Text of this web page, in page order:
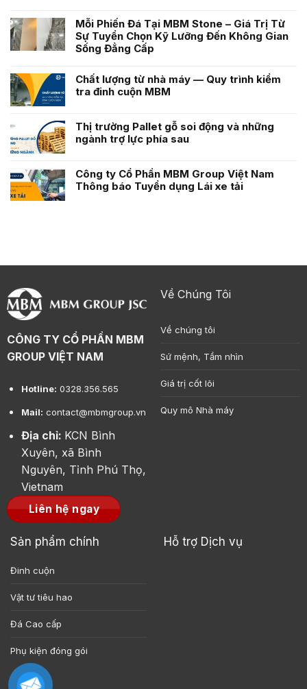
Mỗi Phiến Đá Tại MBM Stone – Giá Trị Từ
Sự Tuyển Chọn Kỹ Lưỡng Đến Không Gian
Sống Đẳng Cấp
Chất lượng từ nhà máy — Quy trình kiểm
tra đinh cuộn MBM
Thị trường Pallet gỗ soi động và những
ngành trợ lực phía sau
Công ty Cổ Phần MBM Group Việt Nam
Thông báo Tuyển dụng Lái xe tải
CÔNG TY CỔ PHẦN MBM
GROUP VIỆT NAM
Hotline: 0328.356.565
Mail: contact@mbmgroup.vn
Địa chỉ: KCN Bình
Xuyên, xã Bình
Nguyên, Tỉnh Phú Thọ,
Vietnam
Liên hệ ngay
Về Chúng Tôi
Về chúng tôi
Sứ mệnh, Tầm nhìn
Giá trị cốt lõi
Quy mô Nhà máy
Sản phẩm chính
Đinh cuộn
Vật tư tiêu hao
Đá Cao cấp
Phụ kiện đóng gói
Hỗ trợ Dịch vụ